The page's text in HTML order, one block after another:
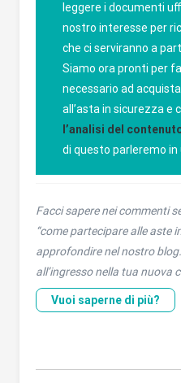
leggere i documenti
nostro interesse per
che ci serviranno a
Siamo ora pronti per
necessario ad
all’asta in sicurezza e
l’analisi del
di questo parleremo
Facci sapere nei commenti
“come partecipare alle aste
approfondire nel nostro
all’ingresso nella tua nuova
Vuoi saperne di più?